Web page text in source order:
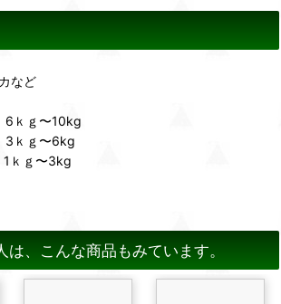
など
6ｋｇ〜10kg
3ｋｇ〜6kg
ｋｇ〜3kg
は、こんな商品もみています。